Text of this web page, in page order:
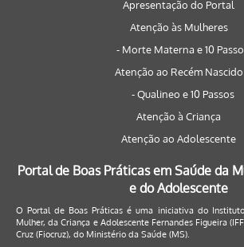
Apresentação do Portal
Atenção às Mulheres
- Morte Materna e 10
Atenção ao Recém Nascido
- Qualineo e 10 Passos
Atenção à Criança
Atenção ao Adolescente
Portal de Boas Práticas em Saúde da
e do Adolescente
O Portal de Boas Práticas é uma iniciativa do
Mulher, da Criança e Adolescente Fernandes Figueira
Cruz (Fiocruz), do Ministério da Saúde (MS).